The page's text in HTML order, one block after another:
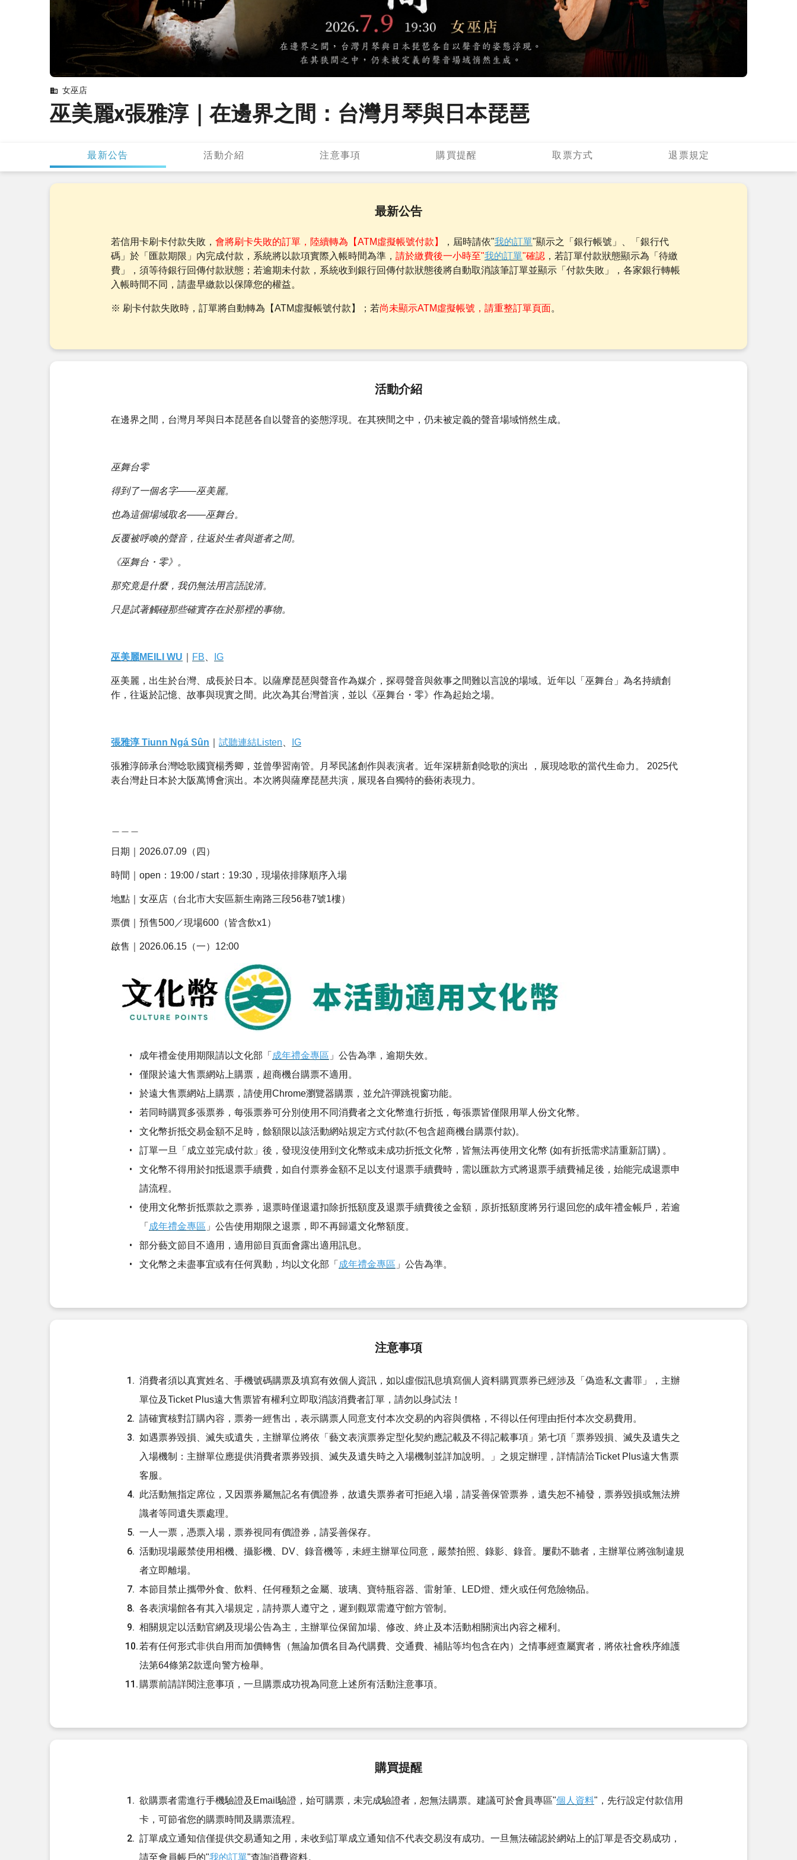
女巫店
巫美麗x張雅淳｜在邊界之間：台灣月琴與日本琵琶
最新公告 活動介紹 注意事項 購買提醒 取票方式 退票規定
最新公告
若信用卡刷卡付款失敗， 會將刷卡失敗的訂單，陸續轉為【ATM虛擬帳號付款】 ，屆時請依"我的訂單"顯示之「銀行帳號」、「銀行代
碼」於「匯款期限」內完成付款，系統將以款項實際入帳時間為準， 請於繳費後一小時至"我的訂單"確認 ，若訂單付款狀態顯示為「待繳
費」，須等待銀行回傳付款狀態；若逾期未付款，系統收到銀行回傳付款狀態後將自動取消該筆訂單並顯示「付款失敗」，各家銀行轉帳
入帳時間不同，請盡早繳款以保障您的權益。
※ 刷卡付款失敗時，訂單將自動轉為【ATM虛擬帳號付款】；若尚未顯示ATM虛擬帳號，請重整訂單頁面。
活動介紹
在邊界之間，台灣月琴與日本琵琶各自以聲音的姿態浮現。在其狹間之中，仍未被定義的聲音場域悄然生成。
巫舞台零
得到了一個名字——巫美麗。
也為這個場域取名——巫舞台。
反覆被呼喚的聲音，往返於生者與逝者之間。
《巫舞台・零》。
那究竟是什麼，我仍無法用言語說清。
只是試著觸碰那些確實存在於那裡的事物。
巫美麗MEILI WU FB IG
巫美麗，出生於台灣、成長於日本。以薩摩琵琶與聲音作為媒介，探尋聲音與敘事之間難以言說的場域。近年以「巫舞台」為名持續創
作，往返於記憶、故事與現實之間。此次為其台灣首演，並以《巫舞台・零》作為起始之場。
張雅淳 Tiunn Ngá Sûn 試聽連結Listen IG
張雅淳師承台灣唸歌國寶楊秀卿，並曾學習南管。月琴民謠創作與表演者。近年深耕新創唸歌的演出 ，展現唸歌的當代生命力。 2025代
表台灣赴日本於大阪萬博會演出。本次將與薩摩琵琶共演，展現各自獨特的藝術表現力。
日期｜2026.07.09（四）
時間｜open：19:00 / start：19:30，現場依排隊順序入場
地點｜女巫店（台北市大安區新生南路三段56巷7號1樓）
票價｜預售500／現場600（皆含飲x1）
啟售｜2026.06.15（一）12:00
成年禮金使用期限請以文化部「 成年禮金專區 」公告為準，逾期失效。
僅限於遠大售票網站上購票，超商機台購票不適用。
於遠大售票網站上購票，請使用Chrome瀏覽器購票，並允許彈跳視窗功能。
若同時購買多張票券，每張票券可分別使用不同消費者之文化幣進行折抵，每張票皆僅限用單人份文化幣。
文化幣折抵交易金額不足時，餘額限以該活動網站規定方式付款(不包含超商機台購票付款)。
訂單一旦「成立並完成付款」後，發現沒使用到文化幣或未成功折抵文化幣，皆無法再使用文化幣 (如有折抵需求請重新訂購) 。
文化幣不得用於扣抵退票手續費，如自付票券金額不足以支付退票手續費時，需以匯款方式將退票手續費補足後，始能完成退票申
請流程。
使用文化幣折抵票款之票券，退票時僅退還扣除折抵額度及退票手續費後之金額，原折抵額度將另行退回您的成年禮金帳戶，若逾
「 成年禮金專區 」公告使用期限之退票，即不再歸還文化幣額度。
部分藝文節目不適用，適用節目頁面會露出適用訊息。
文化幣之未盡事宜或有任何異動，均以文化部「 成年禮金專區 」公告為準。
注意事項
消費者須以真實姓名、手機號碼購票及填寫有效個人資訊，如以虛假訊息填寫個人資料購買票券已經涉及「偽造私文書罪」，主辦
單位及Ticket Plus遠大售票皆有權利立即取消該消費者訂單，請勿以身試法！
請確實核對訂購內容，票劵一經售出，表示購票人同意支付本次交易的內容與價格，不得以任何理由拒付本次交易費用。
如遇票券毀損、滅失或遺失，主辦單位將依「藝文表演票券定型化契約應記載及不得記載事項」第七項「票券毀損、滅失及遺失之
入場機制：主辦單位應提供消費者票券毀損、滅失及遺失時之入場機制並詳加說明。」之規定辦理，詳情請洽Ticket Plus遠大售票
客服。
此活動無指定席位，又因票券屬無記名有價證券，故遺失票券者可拒絕入場，請妥善保管票券，遺失恕不補發，票券毀損或無法辨
識者等同遺失票處理。
一人一票，憑票入場，票券視同有價證券，請妥善保存。
活動現場嚴禁使用相機、攝影機、DV、錄音機等，未經主辦單位同意，嚴禁拍照、錄影、錄音。屢勸不聽者，主辦單位將強制違規
者立即離場。
本節目禁止攜帶外食、飲料、任何種類之金屬、玻璃、寶特瓶容器、雷射筆、LED燈、煙火或任何危險物品。
各表演場館各有其入場規定，請持票人遵守之，遲到觀眾需遵守館方管制。
相關規定以活動官網及現場公告為主，主辦單位保留加場、修改、終止及本活動相關演出內容之權利。
若有任何形式非供自用而加價轉售（無論加價名目為代購費、交通費、補貼等均包含在內）之情事經查屬實者，將依社會秩序維護
法第64條第2款逕向警方檢舉。
購票前請詳閱注意事項，一旦購票成功視為同意上述所有活動注意事項。
購買提醒
欲購票者需進行手機驗證及Email驗證，始可購票，未完成驗證者，恕無法購票。建議可於會員專區"個人資料"，先行設定付款信用
卡，可節省您的購票時間及購票流程。
訂單成立通知信僅提供交易通知之用，未收到訂單成立通知信不代表交易沒有成功。一旦無法確認於網站上的訂單是否交易成功，
請至會員帳戶的"我的訂單"查詢消費資料。